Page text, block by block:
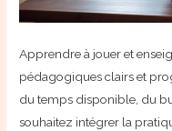
Apprendre à jouer et
pédagogiques clairs et
du temps disponible, du
souhaitez intégrer la